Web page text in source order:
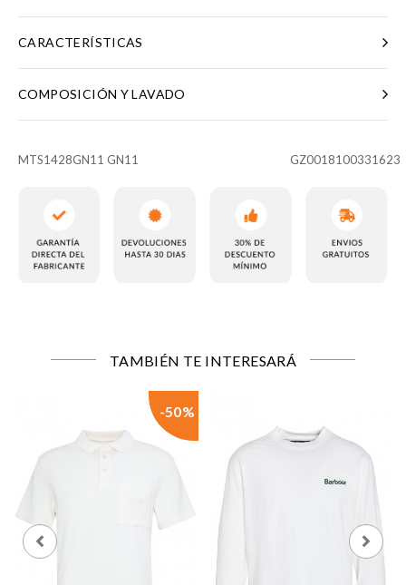
CARACTERÍSTICAS
COMPOSICIÓN Y LAVADO
MTS1428GN11 GN11 GZ0018100331623
TAMBIÉN TE INTERESARÁ
-50%
Cookies necesarias
funcione y no se pueden desactivar en nuestros
sistemas. Puede configurar su navegador para bloquear
o alertar sobre estas cookies, pero alguna áreas del sitio
no funcionarán. Estas cookies no almacenan ninguna
información de identificación personal.
Cookies de rendimiento y analíticas
Estas cookies nos permiten contar las visitas y fuentes
de tráfico para poder evaluar el rendimiento de nuestro
sitio y mejorarlo. Nos ayudan a saber qué páginas son
las más o menos visitadas, y cómo los visitantes
navegan por el sitio. Toda la información que recogen
estas cookies es agregada y, por lo tanto, es anónima.